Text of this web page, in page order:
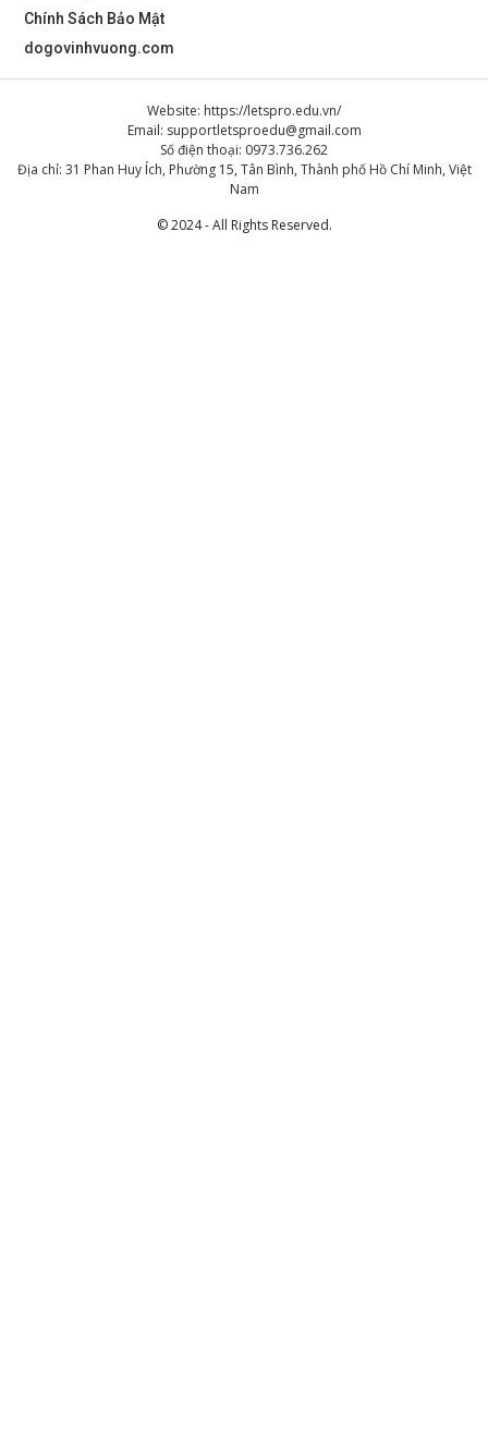
Chính Sách Bảo Mật
dogovinhvuong.com
Website: https://letspro.edu.vn/
Email: supportletsproedu@gmail.com
Số điện thoại: 0973.736.262
Địa chỉ: 31 Phan Huy Ích, Phường 15, Tân Bình, Thành phố Hồ Chí Minh, Việt
Nam
© 2024 - All Rights Reserved.